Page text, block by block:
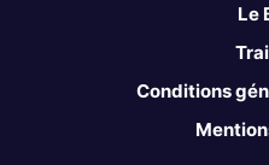
Le
Conditions